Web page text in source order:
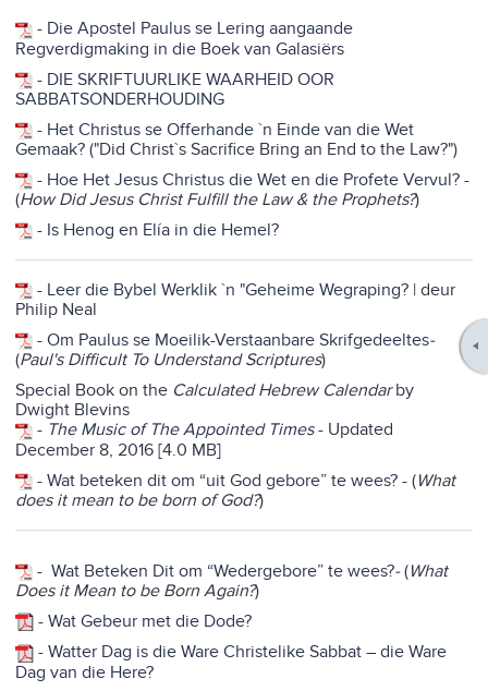
- Die Apostel Paulus se Lering aangaande
Regverdigmaking in die Boek van Galasiërs
- DIE SKRIFTUURLIKE WAARHEID OOR
SABBATSONDERHOUDING
- Het Christus se Offerhande `n Einde van die Wet
Gemaak? ("Did Christ`s Sacrifice Bring an End to the Law?")
- Hoe Het Jesus Christus die Wet en die Profete Vervul? -
(How Did Jesus Christ Fulfill the Law & the Prophets?)
- Is Henog en Elía in die Hemel?
- Leer die Bybel Werklik `n "Geheime Wegraping? | deur
Philip Neal
-Om Paulus se Moeilik-Verstaanbare Skrifgedeeltes-
(Paul's Difficult To Understand Scriptures)
Special Book on the Calculated Hebrew Calendarby
Dwight Blevins
- The Music of The Appointed Times- Updated
December 8, 2016 [4.0 MB]
-Wat beteken dit om “uit God gebore” te wees? - (What
does it mean to be born of God?)
-Wat Beteken Dit om “Wedergebore” te wees?-(What
Does it Mean to be Born Again?)
-Wat Gebeur met die Dode?
-Watter Dag is die Ware Christelike Sabbat – die Ware
Dag van die Here?